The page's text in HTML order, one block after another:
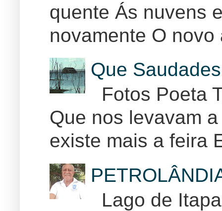
quente Ás nuvens
novamente O
Que
Fotos Poeta
Que nos levavam
existe mais a feira
Lago de